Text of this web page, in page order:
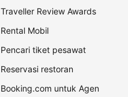
Traveller Review Awards
Rental Mobil
Pencari tiket pesawat
Reservasi restoran
Booking.com untuk Agen